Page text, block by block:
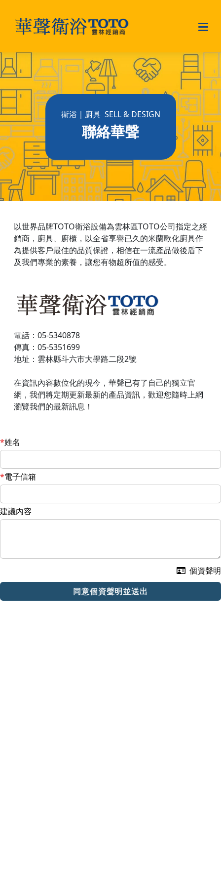
衛浴｜廚具 SELL & DESIGN
聯絡華聲
以世界品牌TOTO衛浴設備為雲林區TOTO公司指定之經
銷商，廚具、廚櫃，以全省享譽已久的米蘭歐化廚具作
為提供客戶最佳的品質保證，相信在一流產品做後盾下
及我們專業的素養，讓您有物超所值的感受。
電話：05-5340878
傳真：05-5351699
地址：雲林縣斗六市大學路二段2號
在資訊內容數位化的現今，華聲已有了自己的獨立官
網，我們將定期更新最新的產品資訊，歡迎您隨時上網
瀏覽我們的最新訊息！
姓名
電子信箱
建議內容
個資聲明
同意個資聲明並送出